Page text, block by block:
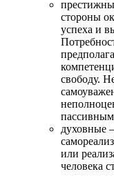
стороны
успеха и
свободу.
духовные
или
человека